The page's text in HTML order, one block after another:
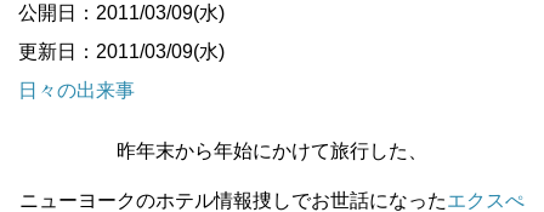
公開日：2011/03/09(水)
更新日：2011/03/09(水)
日々の出来事
昨年末から年始にかけて旅行した、
ニューヨークのホテル情報捜しでお世話になったエクスぺ